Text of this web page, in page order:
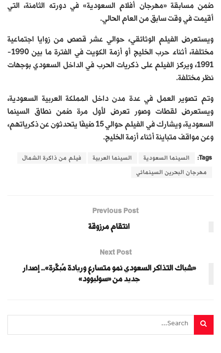
ضمن مسابقة «مهرجان أفلام السعودية» في دورته الثامنة، التي
أقيمت في وقت سابق من العام الحالي.
ويستعرض الفيلم الوثائقي، حوالي عشر قصص من زوايا اجتماعية
مختلفة، أثناء حرب الخليج أو أزمة الكويت في الفترة ما بين 1990-
1991، ويركز الفيلم على ذكريات الحرب في الداخل السعودي بوجهات
نظر مختلفة.
وتم تصوير العمل في عدة مدن داخل المملكة العربية السعودية،
ويستعرض لقطات وصور تعرض لأول مرة ضمن نطاق السينما
السعودية، ويشارك في الفيلم حوالي 15 ضيفًا يتحدثون عن ذكرياتهم،
وعن مواقف متباينة أثناء أزمة الخليج.
Tags: السينما السعودية السينما العربية فيلم من ذاكرة الشمال
مهرجان البحرين السينمائي
Previous Post
انتقام مرزوقة
Next Post
«شباك التذاكر السعودي نمو متسارع وريادة مُبكِّرة».. إصدار
جديد من «سوليوود»